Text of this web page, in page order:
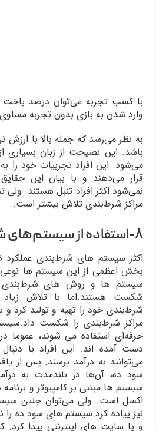
با کسب تجربه می‌توان درصد
وارد شدن به بازی بدون تجربه
به نظر می‌رسد که جمله بالا با ارزش
باشد. این نصیحت از زبان بسیاری
می‌شود. این افراد تجربیات خود را به
قرار می‌دهند و با بیان این
نمی‌شود.اکثر افراد تنبل هستند.
مراکز شرط‌بندی تلاش بیشتر است.
۸-استفاده از سیستم‌های شرط‌بندی
اکثر سیستم های شرط‌بندی عملکرد
بخش اعظمی از این سیستم ها نوعی
سیستم ها و روش های شرط‌بندی
شکست هستند.اما با تلاش
شرط‌بندی خود را تهیه و تولید کرد و
مراکز شرط‌بندی را شکست
حرفه‌ای استفاده می شوند، عموما
دست آمده اند. این افراد با
می‌توانند به درآمد برسند. پس از
سود ده، آن‌ها در بلندمدت به
سیستم ها مبتنی بر کامپیوتر و
اکسل است. ولی می‌توان چنین
نیز پیاده کرد.سیستم های سود ده را
و یا سایت های اینترنتی پیدا